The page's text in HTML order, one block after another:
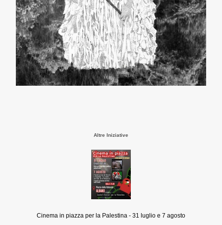
Altre Iniziative
Cinema in piazza per la Palestina - 31 luglio e 7 agosto